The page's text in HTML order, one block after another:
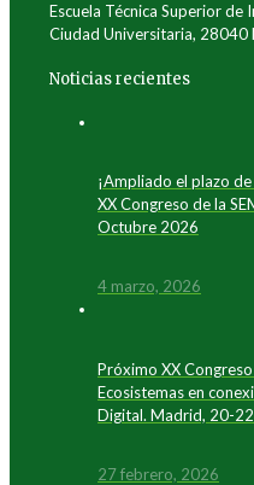
Escuela Técnica Superior de
Ciudad Universitaria, 28040
Noticias recientes
¡Ampliado el plazo
XX Congreso de la
Octubre 2026
4 marzo, 2026
Próximo XX Congreso
Ecosistemas en
Digital. Madrid, 20-
27 febrero, 2026